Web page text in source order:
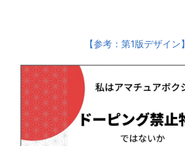
【参考：第1版デザイン】